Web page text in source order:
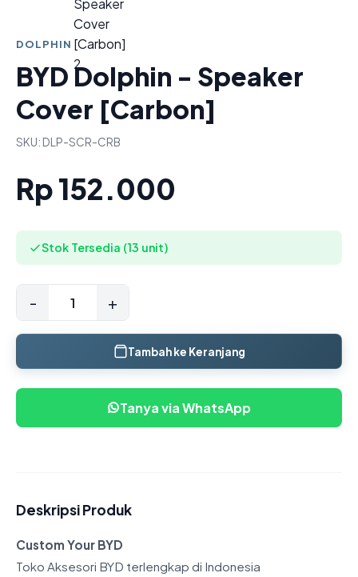
DOLPHIN
BYD Dolphin - Speaker
Cover [Carbon]
SKU: DLP-SCR-CRB
Rp 152.000
Stok Tersedia (13 unit)
- +
Tambah ke Keranjang
Tanya via WhatsApp
Deskripsi Produk
Custom Your BYD
Toko Aksesori BYD terlengkap di Indonesia